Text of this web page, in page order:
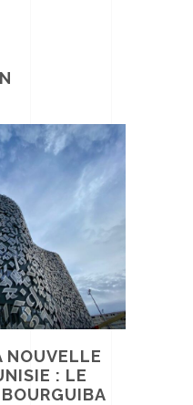
NOUVELLE
: LE